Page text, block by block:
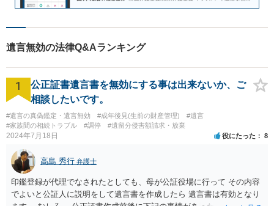
遺言無効の法律Q&Aランキング
1
公正証書遺言書を無効にする事は出来ないか、ご
相談したいです。
#遺言の真偽鑑定・遺言無効 #成年後見(生前の財産管理)
#遺言
#家族間の相続トラブル
#調停 #遺留分侵害額請求・放棄
2024年7月18日 役にたった 8
高島 秀行 弁護士
印鑑登録が代理でなされたとしても、母が公証役場に行って その内容
でよいと公証人に説明をして遺言書を作成したら 遺言書は有効となり